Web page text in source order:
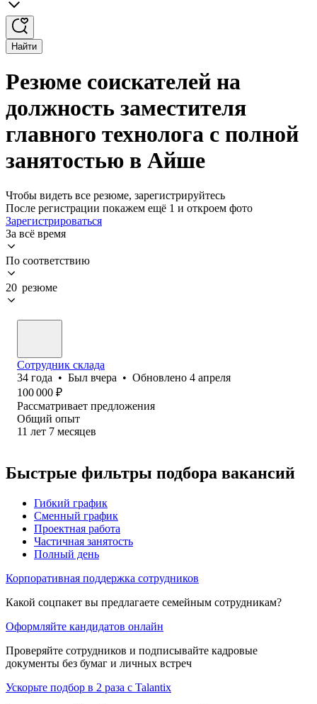
Найти
Резюме соискателей на
должность заместителя
главного технолога с полной
занятостью в Айше
Чтобы видеть все резюме, зарегистрируйтесь
После регистрации покажем ещё 1 и откроем фото
Зарегистрироваться
За всё время
По соответствию
20 резюме
Сотрудник склада
34 года • Был вчера • Обновлено 4 апреля
100 000 ₽
Рассматривает предложения
Общий опыт
11 лет 7 месяцев
Быстрые фильтры подбора вакансий
Гибкий график
Сменный график
Проектная работа
Частичная занятость
Полный день
Корпоративная поддержка сотрудников
Какой соцпакет вы предлагаете семейным сотрудникам?
Оформляйте кандидатов онлайн
Проверяйте сотрудников и подписывайте кадровые
документы без бумаг и личных встреч
Ускорьте подбор в 2 раза с Talantix